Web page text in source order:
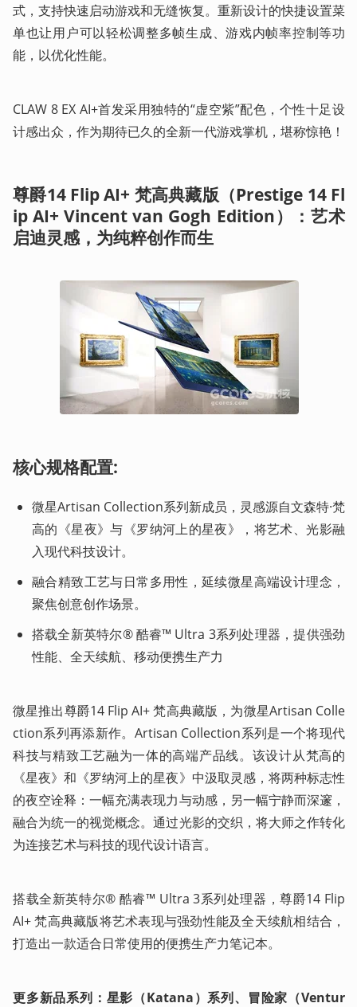
式，支持快速启动游戏和无缝恢复。重新设计的快捷设置菜
单也让用户可以轻松调整多帧生成、游戏内帧率控制等功
能，以优化性能。
CLAW 8 EX AI+首发采用独特的“虚空紫”配色，个性十足设
计感出众，作为期待已久的全新一代游戏掌机，堪称惊艳！
尊爵14 FlipAI+ 梵高典藏版（Prestige 14 Fl
ip AI+ Vincent van Gogh Edition）：艺术
启迪灵感，为纯粹创作而生
核心规格配置:
微星Artisan Collection系列新成员，灵感源自文森特·梵
高的《星夜》与《罗纳河上的星夜》，将艺术、光影融
入现代科技设计。
融合精致工艺与日常多用性，延续微星高端设计理念，
聚焦创意创作场景。
搭载全新英特尔® 酷睿™ Ultra 3系列处理器，提供强劲
性能、全天续航、移动便携生产力
微星推出尊爵14 Flip AI+ 梵高典藏版，为微星Artisan Colle
ction系列再添新作。Artisan Collection系列是一个将现代
科技与精致工艺融为一体的高端产品线。该设计从梵高的
《星夜》和《罗纳河上的星夜》中汲取灵感，将两种标志性
的夜空诠释：一幅充满表现力与动感，另一幅宁静而深邃，
融合为统一的视觉概念。通过光影的交织，将大师之作转化
为连接艺术与科技的现代设计语言。
搭载全新英特尔® 酷睿™ Ultra 3系列处理器，尊爵14 Flip
AI+ 梵高典藏版将艺术表现与强劲性能及全天续航相结合，
打造出一款适合日常使用的便携生产力笔记本。
更多新品系列：星影（Katana）系列、冒险家（Ventur